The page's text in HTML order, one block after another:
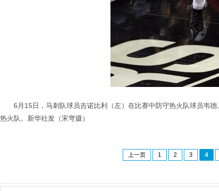
6月15日，马刺队球员吉诺比利（左）在比赛中防守热火队球员韦
热火队。新华社发（宋穹摄）
上一页 1 2 3 4